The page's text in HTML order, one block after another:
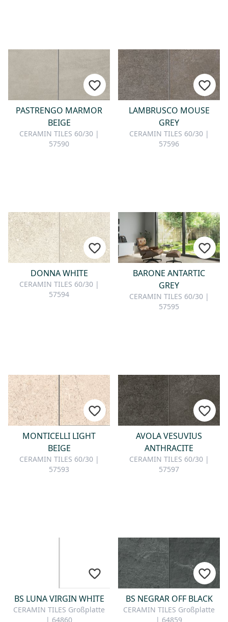
PASTRENGO MARMOR
BEIGE
CERAMIN TILES 60/30 |
57590
LAMBRUSCO MOUSE
GREY
CERAMIN TILES 60/30 |
57596
DONNA WHITE
CERAMIN TILES 60/30 |
57594
BARONE ANTARTIC
GREY
CERAMIN TILES 60/30 |
57595
MONTICELLI LIGHT
BEIGE
CERAMIN TILES 60/30 |
57593
AVOLA VESUVIUS
ANTHRACITE
CERAMIN TILES 60/30 |
57597
BS LUNA VIRGIN WHITE
CERAMIN TILES Großplatte
| 64860
BS NEGRAR OFF BLACK
CERAMIN TILES Großplatte
| 64859